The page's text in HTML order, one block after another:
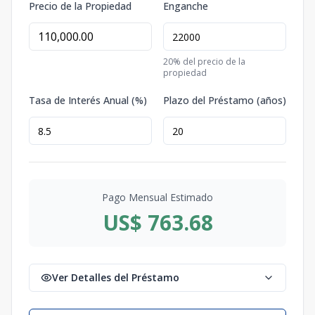
Precio de la Propiedad Enganche
20% del precio de la
propiedad
Tasa de Interés Anual (%) Plazo del Préstamo (años)
Pago Mensual Estimado
US$ 763.68
Ver Detalles del Préstamo